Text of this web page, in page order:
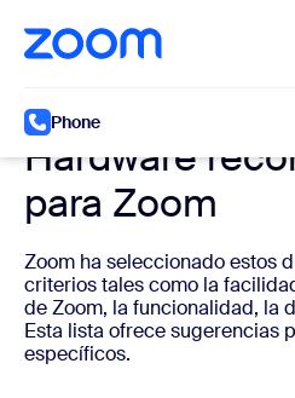
contenido principal
al chat de ayuda
Phone
Hardware
para Zoom
Zoom ha seleccionado estos
criterios tales como la
de Zoom, la funcionalidad, la
Esta lista ofrece sugerencias
específicos.